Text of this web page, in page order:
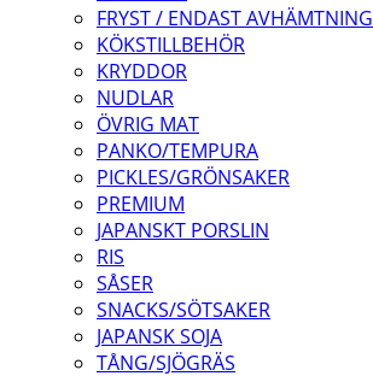
FRYST / ENDAST AVHÄMTNING
KÖKSTILLBEHÖR
KRYDDOR
NUDLAR
ÖVRIG MAT
PANKO/TEMPURA
PICKLES/GRÖNSAKER
PREMIUM
JAPANSKT PORSLIN
RIS
SÅSER
SNACKS/SÖTSAKER
JAPANSK SOJA
TÅNG/SJÖGRÄS